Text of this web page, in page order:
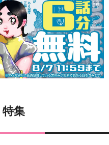
特集